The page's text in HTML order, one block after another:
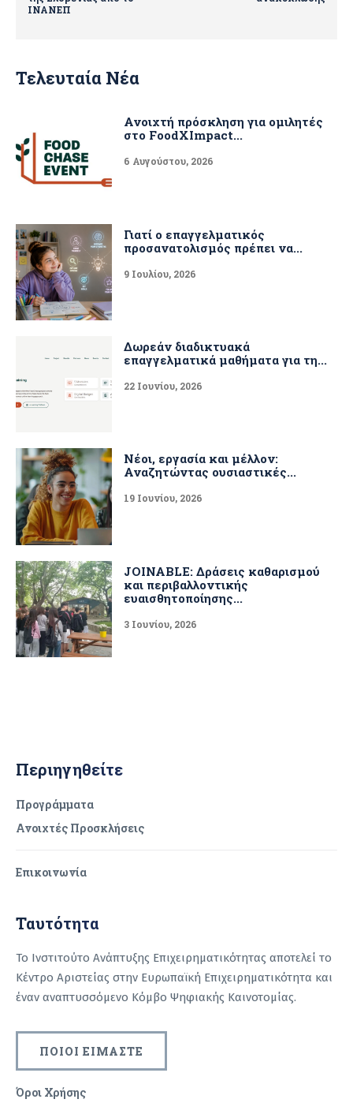
ΙΝΑΝΕΠ
Τελευταία Νέα
Ανοιχτή πρόσκληση για ομιλητές
στο FoodXImpact...
6 Αυγούστου, 2026
Γιατί ο επαγγελματικός
προσανατολισμός πρέπει να...
9 Ιουλίου, 2026
Δωρεάν διαδικτυακά
επαγγελματικά μαθήματα για τη...
22 Ιουνίου, 2026
Νέοι, εργασία και μέλλον:
Αναζητώντας ουσιαστικές...
19 Ιουνίου, 2026
JOINABLE: Δράσεις καθαρισμού
και περιβαλλοντικής
ευαισθητοποίησης...
3 Ιουνίου, 2026
Περιηγηθείτε
Προγράμματα
Ανοιχτές Προσκλήσεις
Επικοινωνία
Ταυτότητα
Το Ινστιτούτο Ανάπτυξης Επιχειρηματικότητας αποτελεί το
Κέντρο Αριστείας στην Ευρωπαϊκή Επιχειρηματικότητα και
έναν αναπτυσσόμενο Κόμβο Ψηφιακής Καινοτομίας.
ΠΟΙΟΙ ΕΙΜΑΣΤΕ
Όροι Χρήσης